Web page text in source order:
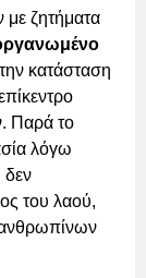
με ζητήματα
κατάσταση
Παρά το
λόγω
δεν
του λαού,